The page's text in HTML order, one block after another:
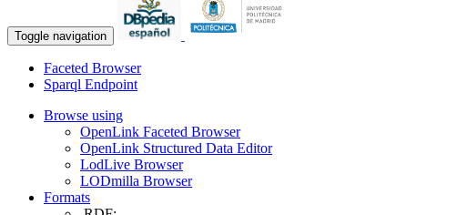
Toggle navigation
Faceted Browser
Sparql Endpoint
Browse using
OpenLink Faceted Browser
OpenLink Structured Data Editor
LodLive Browser
LODmilla Browser
Formats